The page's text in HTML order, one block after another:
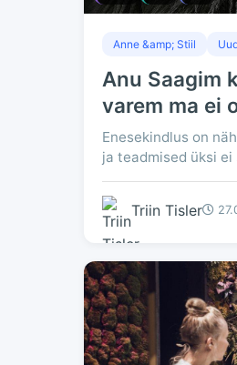
Anne &amp; Stiil
Anu Saagim
varem ma ei
Enesekindlus on
ja teadmised üksi ei
Triin Tisler